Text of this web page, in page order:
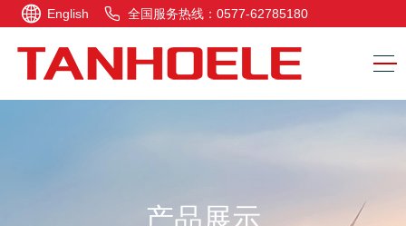
English 全国服务热线：0577-62785180
产品展示